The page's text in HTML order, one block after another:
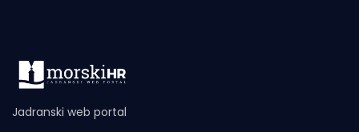
Jadranski web portal